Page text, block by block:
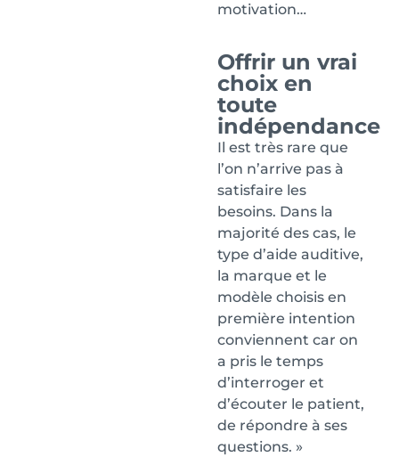
motivation…
Offrir un vrai
choix en
toute
indépendance
Il est très rare que
l’on n’arrive pas à
satisfaire les
besoins. Dans la
majorité des cas, le
type d’aide auditive,
la marque et le
modèle choisis en
première intention
conviennent car on
a pris le temps
d’interroger et
d’écouter le patient,
de répondre à ses
questions. »